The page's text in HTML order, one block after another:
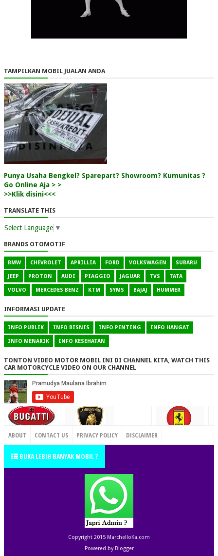
TAMPILKAN MOBIL JUALAN ANDA
Punya Usaha Bengkel? Sparepart? Showroom? Kumunitas ?
Go Online Aja > >
>>Klik disini<<<
TRANSLATE THIS
Select Language ▼
BRANDS OTOMOTIF
BMW CHEVROLET APRILLIA FORD VOLKSWAGEN SUBARU
JEEP PROTON AUDI PIAGGIO JAGUAR TVS TATA
VOLVO MERCEDES BENZ KTM SYMS BAJAJ HUMMER
INFORMASI UPDATE
INFO PUBLIK INFO BISNIS INFO PENTING INFO HANGAT
INFO MENARIK INFO KESEHATAN
TONTON VIDEO MOTOR MOBIL INI DI CHANNEL KITA, WATCH THIS
CAR MOTORCYCLE VIDEO ON OUR CHANNEL
CONTACT US
ABOUT CONTACT US PRIVACY POLICY DISCLAIMER
TERMS OF SERVICE SITEMAP
BUKA LEBIH BANYAK MOBIL ?
Copyright 2015 MarchelloKa.com
Powered by Blogger